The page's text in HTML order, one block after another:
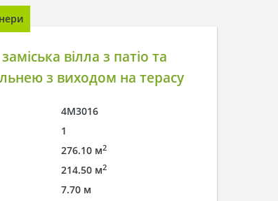
вілла з патіо та
з виходом на терасу
4M3016
1
276.10 м2
214.50 м2
7.70 м